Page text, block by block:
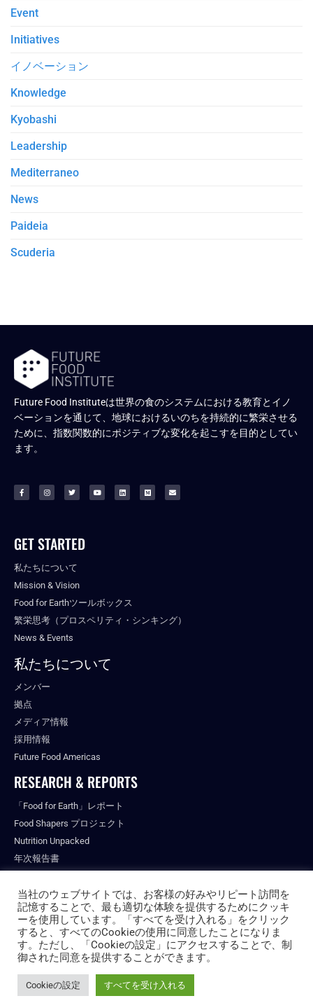
Event
Initiatives
イノベーション
Knowledge
Kyobashi
Leadership
Mediterraneo
News
Paideia
Scuderia
Future Food Instituteは世界の食のシステムにおける教育とイノ
ベーションを通じて、地球におけるいのちを持続的に繁栄させる
ために、指数関数的にポジティブな変化を起こすを目的としてい
ます。
GET STARTED
私たちについて
Mission & Vision
Food for Earthツールボックス
繁栄思考（プロスペリティ・シンキング）
News & Events
私たちについて
メンバー
拠点
メディア情報
採用情報
Future Food Americas
RESEARCH & REPORTS
「Food for Earth」レポート
Food Shapers プロジェクト
Nutrition Unpacked
年次報告書
© ALL RIGHTS RESERVED.
PRIVACY POLICY
FUTURE FOOD INSTITUTE
当社のウェブサイトでは、お客様の好みやリピート訪問を
記憶することで、最も適切な体験を提供するためにクッキ
ーを使用しています。「すべてを受け入れる」をクリック
すると、すべてのCookieの使用に同意したことになりま
す。ただし、「Cookieの設定」にアクセスすることで、制
御された同意を提供することができます。
Cookieの設定 すべてを受け入れる